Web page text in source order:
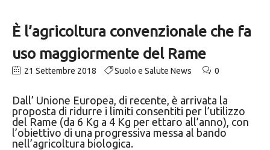
È l’agricoltura convenzionale che fa
uso maggiormente del Rame
21 Settembre 2018 Suolo e Salute News 0
Dall’ Unione Europea, di recente, è arrivata la
proposta di ridurre i limiti consentiti per l’utilizzo
del Rame (da 6 Kg a 4 Kg per ettaro all’anno), con
l’obiettivo di una progressiva messa al bando
nell’agricoltura biologica.